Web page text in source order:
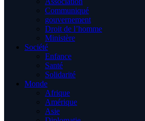
Communiqué
gouvernement
Droit de l’homme
Ministère
Société
Enfance
Santé
Solidarité
Monde
Afrique
Amérique
Asie